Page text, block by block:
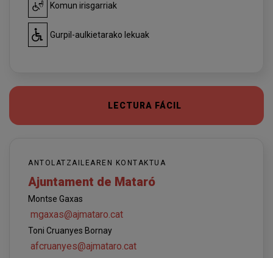
Komun irisgarriak
Gurpil-aulkietarako lekuak
LECTURA FÁCIL
ANTOLATZAILEAREN KONTAKTUA
Ajuntament de Mataró
Montse Gaxas
mgaxas@ajmataro.cat
Toni Cruanyes Bornay
afcruanyes@ajmataro.cat